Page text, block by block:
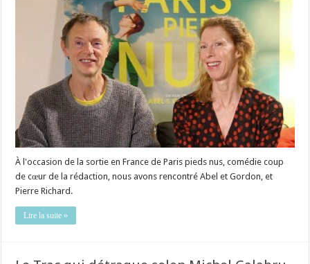
À l'occasion de la sortie en France de Paris pieds nus, comédie coup
de cœur de la rédaction, nous avons rencontré Abel et Gordon, et
Pierre Richard.
Lire la suite »